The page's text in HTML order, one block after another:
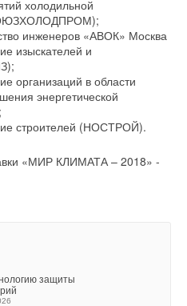
холодильной
инженеров «АВОК» Москва
изыскателей и
организаций в области
энергетической
строителей (НОСТРОЙ).
«МИР КЛИМАТА – 2018» -
защиты